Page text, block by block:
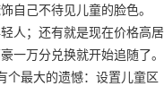
自己不待见儿童的脸色。
人；还有就是现在价格高居
一万分兑换就开始追随了。
个最大的遗憾：设置儿童区